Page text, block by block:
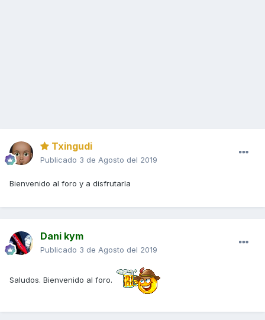
Txingudi
Publicado 3 de Agosto del 2019
Bienvenido al foro y a disfrutarla
Dani kym
Publicado 3 de Agosto del 2019
Saludos. Bienvenido al foro.